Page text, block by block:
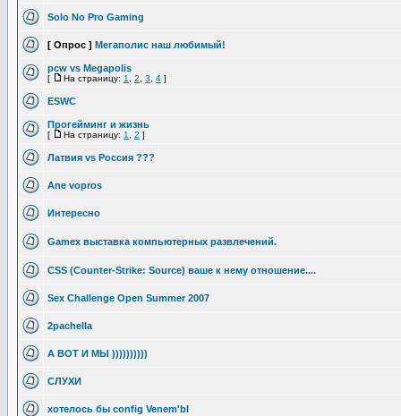
Solo No Pro Gaming
[ Опрос ] Мегаполис наш любимый!
pcw vs Megapolis
[ На страницу: 1 2 3 4 ]
ESWC
Прогейминг и жизнь
[ На страницу: 1 2 ]
Латвия vs Россия ???
Ane vopros
Интересно
Gamex выставка компьютерных развлечений.
CSS (Counter-Strike: Source) ваше к нему отношение....
Sex Challenge Open Summer 2007
2pachella
А ВОТ И МЫ ))))))))))
СЛУХИ
хотелось бы config Venem'bI